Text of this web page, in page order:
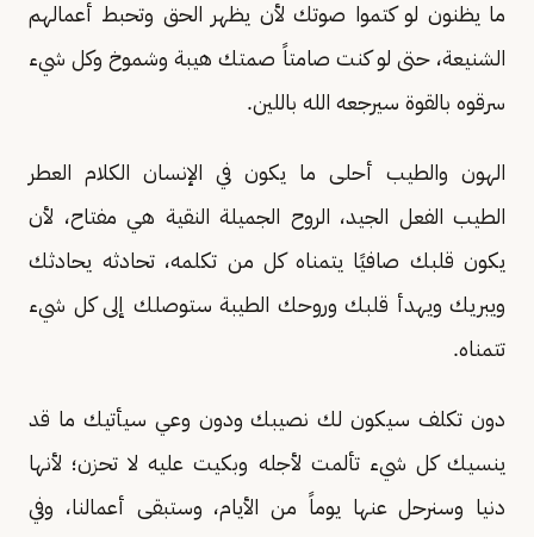
ما يظنون لو كتموا صوتك لأن يظهر الحق وتحبط أعمالهم
الشنيعة، حتى لو كنت صامتاً صمتك هيبة وشموخ وكل شيء
سرقوه بالقوة سيرجعه الله باللين.
الهون والطيب أحلى ما يكون في الإنسان الكلام العطر
الطيب الفعل الجيد، الروح الجميلة النقية هي مفتاح، لأن
يكون قلبك صافيًا يتمناه كل من تكلمه، تحادثه يحادثك
ويبريك ويهدأ قلبك وروحك الطيبة ستوصلك إلى كل شيء
تتمناه.
دون تكلف سيكون لك نصيبك ودون وعي سيأتيك ما قد
ينسيك كل شيء تألمت لأجله وبكيت عليه لا تحزن؛ لأنها
دنيا وسنرحل عنها يوماً من الأيام، وستبقى أعمالنا، وفي